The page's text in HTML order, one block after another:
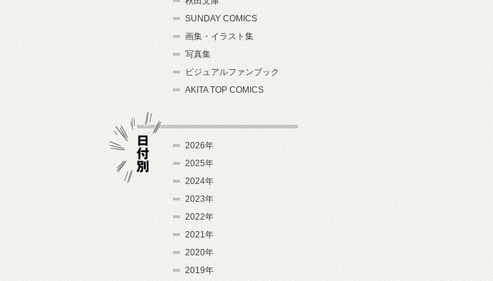
SUNDAY COMICS
画集・イラスト集
写真集
ビジュアルファンブック
AKITA TOP COMICS
2026年
2025年
2024年
2023年
2022年
2021年
2020年
2019年